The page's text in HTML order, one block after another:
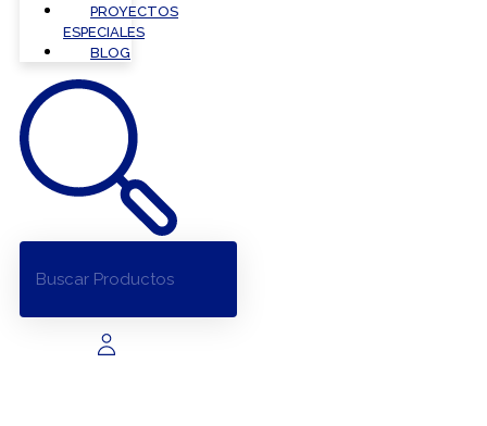
PROYECTOS
ESPECIALES
BLOG